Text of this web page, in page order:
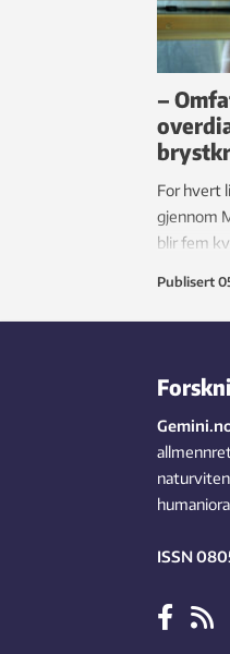
–
For hvert
gjennom
blir fem
kvinnens
Publisert
ISSN